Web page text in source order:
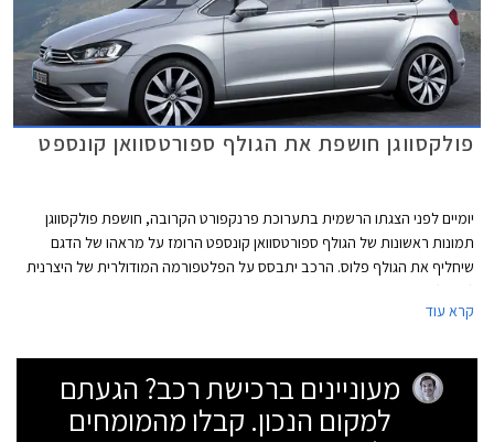
פולקסווגן חושפת את הגולף ספורטסוואן קונספט
יומיים לפני הצגתו הרשמית בתערוכת פרנקפורט הקרובה, חושפת פולקסווגן
תמונות ראשונות של הגולף ספורטסוואן קונספט הרומז על מראהו של הדגם
שיחליף את הגולף פלוס. הרכב יתבסס על הפלטפורמה המודולרית של היצרנית
(MQB).
קרא עוד
מעוניינים ברכישת רכב? הגעתם
למקום הנכון. קבלו מהמומחים